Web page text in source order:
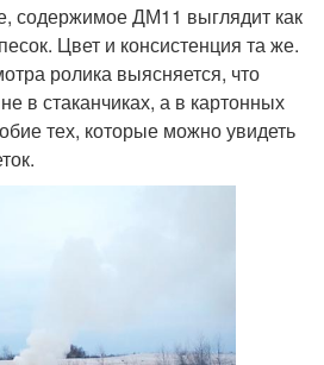
содержимое ДМ11 выглядит как
Цвет и консистенция та же.
ролика выясняется, что
в стаканчиках, а в картонных
тех, которые можно увидеть